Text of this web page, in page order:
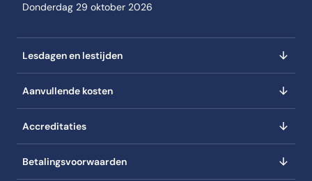
Donderdag 29 oktober 2026
Lesdagen en lestijden
Aanvullende kosten
Accreditaties
Betalingsvoorwaarden